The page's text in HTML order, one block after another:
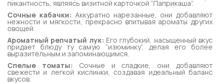
пикантность, являясь визитной карточкой “Паприкаша”.
Сочные кабачки: Аккуратно нарезанные, они добавляют
нежности и мягкости, прекрасно впитывая ароматы других
овощей.
Ароматный репчатый лук: Его глубокий, насыщенный вкус
придает блюду ту самую “изюминку”, делая его более
выразительным и запоминающимся.
Спелые томаты: Сочные и сладкие, они добавляют
свежести и легкой кислинки, создавая идеальный баланс
вкусов.